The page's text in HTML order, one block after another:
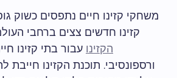
משחקי קזינו חיים נתפסים כשוק
קזינו חדשים צצים ברחבי
הקזינו עבור בתי קזינו
ורספונסיבי. תוכנת הקזינו חייבת